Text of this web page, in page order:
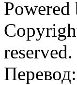
Powered
reserved.
Перевод: